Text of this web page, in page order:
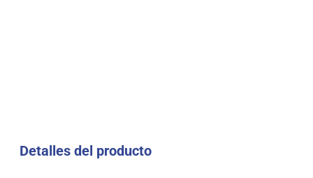
Detalles del producto